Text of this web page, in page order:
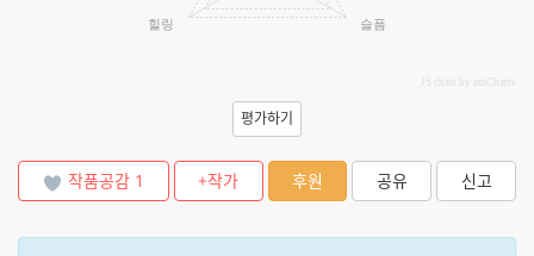
슬픔
힐링
JS chart by amCharts
평가하기
작품공감 1 +작가 후원 공유 신고